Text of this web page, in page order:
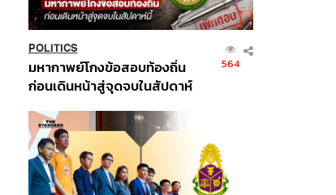
POLITICS
มหากาพย์โกงข้อสอบท้องถิ่น
ก่อนเดินหน้าสู่จุดจบในสัปดาห์
564